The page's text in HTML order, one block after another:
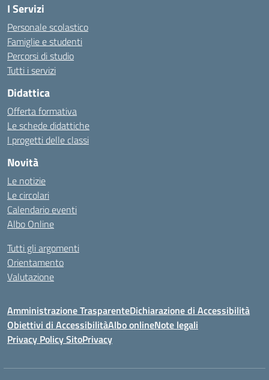
I Servizi
Personale scolastico
Famiglie e studenti
Percorsi di studio
Tutti i servizi
Didattica
Offerta formativa
Le schede didattiche
I progetti delle classi
Novità
Le notizie
Le circolari
Calendario eventi
Albo Online
Tutti gli argomenti
Orientamento
Valutazione
Amministrazione TrasparenteDichiarazione di Accessibilità
Obiettivi di AccessibilitàAlbo onlineNote legali
Privacy Policy SitoPrivacy